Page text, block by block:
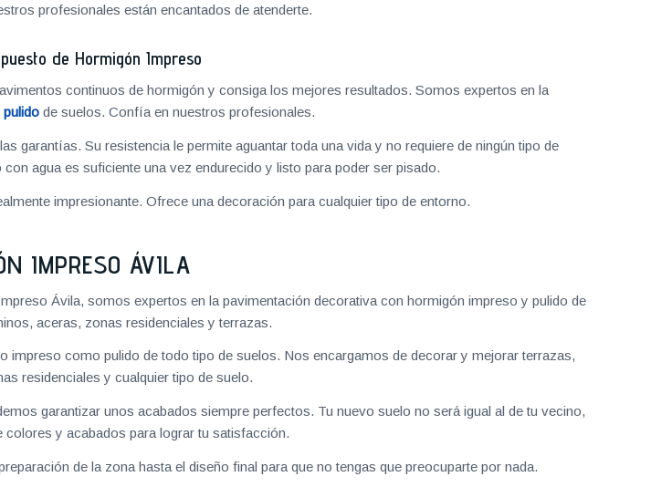
profesionales están encantados de atenderte.
de Hormigón Impreso
continuos de hormigón y consiga los mejores resultados. Somos expertos en la
de suelos. Confía en nuestros profesionales.
garantías. Su resistencia le permite aguantar toda una vida y no requiere de ningún tipo de
agua es suficiente una vez endurecido y listo para poder ser pisado.
impresionante. Ofrece una decoración para cualquier tipo de entorno.
IMPRESO ÁVILA
Ávila, somos expertos en la pavimentación decorativa con hormigón impreso y pulido de
aceras, zonas residenciales y terrazas.
como pulido de todo tipo de suelos. Nos encargamos de decorar y mejorar terrazas,
residenciales y cualquier tipo de suelo.
garantizar unos acabados siempre perfectos. Tu nuevo suelo no será igual al de tu vecino,
colores y acabados para lograr tu satisfacción.
de la zona hasta el diseño final para que no tengas que preocuparte por nada.